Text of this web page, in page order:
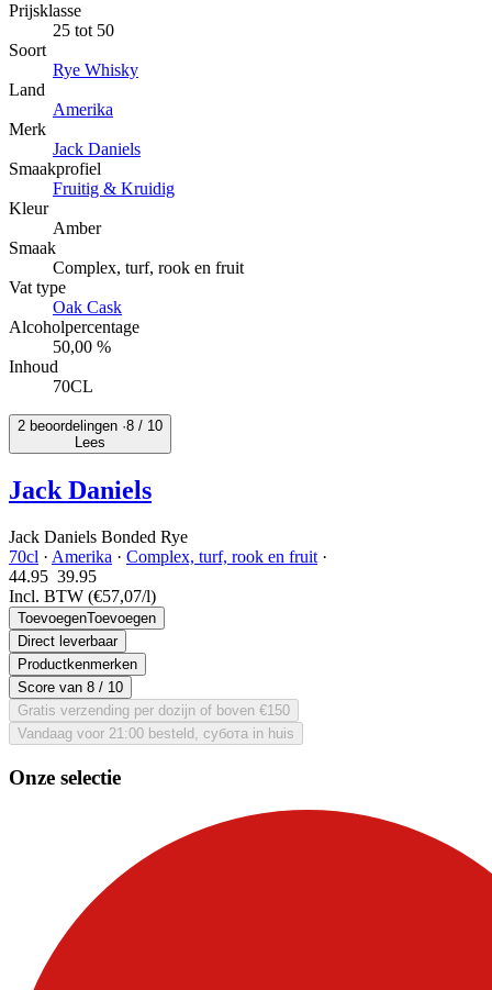
Prijsklasse
25 tot 50
Soort
Rye Whisky
Land
Amerika
Merk
Jack Daniels
Smaakprofiel
Fruitig & Kruidig
Kleur
Amber
Smaak
Complex, turf, rook en fruit
Vat type
Oak Cask
Alcoholpercentage
50,00 %
Inhoud
70CL
2 beoordelingen ·8 / 10
Lees
Jack Daniels
Jack Daniels Bonded Rye
70cl · Amerika · Complex, turf, rook en fruit ·
44.95 39.95
Incl. BTW (€57,07/l)
ToevoegenToevoegen
Direct leverbaar
Productkenmerken
Score van 8 / 10
Gratis verzending per dozijn of boven €150
Vandaag voor 21:00 besteld, субота in huis
Onze selectie